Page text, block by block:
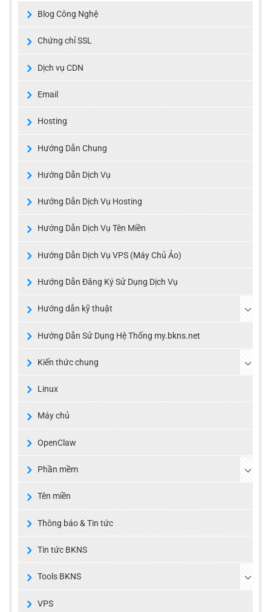
Blog Công Nghệ
Chứng chỉ SSL
Dịch vụ CDN
Email
Hosting
Hướng Dẫn Chung
Hướng Dẫn Dịch Vụ
Hướng Dẫn Dịch Vụ Hosting
Hướng Dẫn Dịch Vụ Tên Miền
Hướng Dẫn Dịch Vụ VPS (Máy Chủ Ảo)
Hướng Dẫn Đăng Ký Sử Dụng Dịch Vụ
Hướng dẫn kỹ thuật
Hướng Dẫn Sử Dụng Hệ Thống my.bkns.net
Kiến thức chung
Linux
Máy chủ
OpenClaw
Phần mềm
Tên miền
Thông báo & Tin tức
Tin tức BKNS
Tools BKNS
VPS